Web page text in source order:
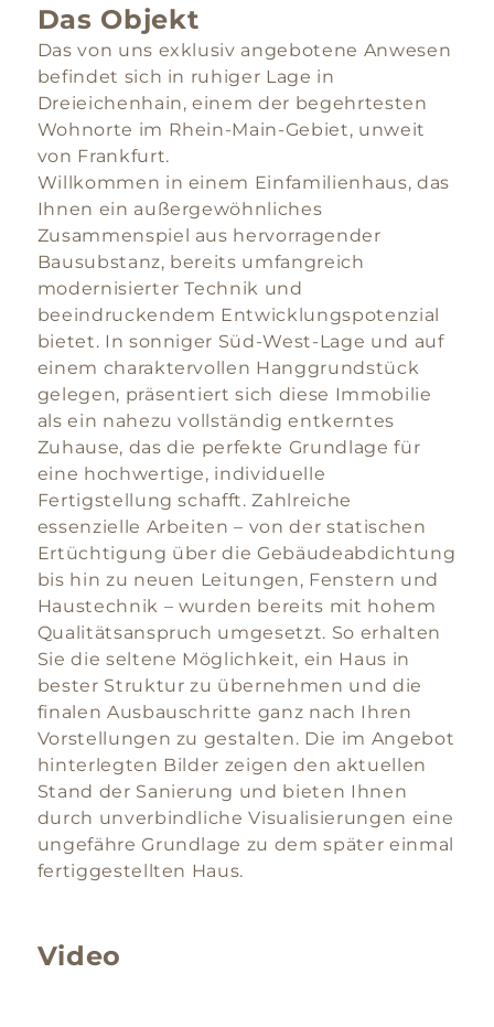
Das Objekt
Das von uns exklusiv angebotene Anwesen
befindet sich in ruhiger Lage in
Dreieichenhain, einem der begehrtesten
Wohnorte im Rhein-Main-Gebiet, unweit
von Frankfurt.
Willkommen in einem Einfamilienhaus, das
Ihnen ein außergewöhnliches
Zusammenspiel aus hervorragender
Bausubstanz, bereits umfangreich
modernisierter Technik und
beeindruckendem Entwicklungspotenzial
bietet. In sonniger Süd-West-Lage und auf
einem charaktervollen Hanggrundstück
gelegen, präsentiert sich diese Immobilie
als ein nahezu vollständig entkerntes
Zuhause, das die perfekte Grundlage für
eine hochwertige, individuelle
Fertigstellung schafft. Zahlreiche
essenzielle Arbeiten – von der statischen
Ertüchtigung über die Gebäudeabdichtung
bis hin zu neuen Leitungen, Fenstern und
Haustechnik – wurden bereits mit hohem
Qualitätsanspruch umgesetzt. So erhalten
Sie die seltene Möglichkeit, ein Haus in
bester Struktur zu übernehmen und die
finalen Ausbauschritte ganz nach Ihren
Vorstellungen zu gestalten. Die im Angebot
hinterlegten Bilder zeigen den aktuellen
Stand der Sanierung und bieten Ihnen
durch unverbindliche Visualisierungen eine
ungefähre Grundlage zu dem später einmal
fertiggestellten Haus.
Video